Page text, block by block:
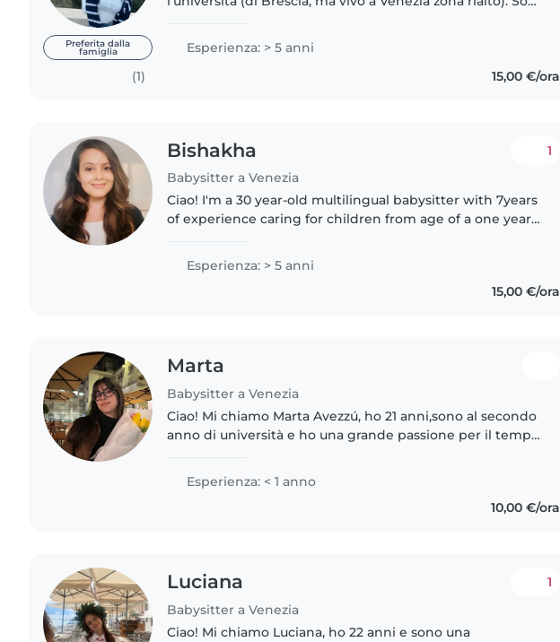
Preferita dalla
famiglia
(1)
venerdì (e..
Esperienza: > 5 anni
15,00 €/ora
Bishakha
Babysitter a Venezia
1
Ciao! I'm a 30 year-old multilingual babysitter with 7years
of experience caring for children from age of a one year
teenagers...
Esperienza: > 5 anni
15,00 €/ora
Marta
Babysitter a Venezia
Ciao! Mi chiamo Marta Avezzú, ho 21 anni,sono al secondo
anno di università e ho una grande passione per il tempo
in sintonia..
Esperienza: < 1 anno
10,00 €/ora
Luciana
Babysitter a Venezia
1
Ciao! Mi chiamo Luciana, ho 22 anni e sono una